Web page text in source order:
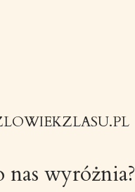
nas wyróżnia?